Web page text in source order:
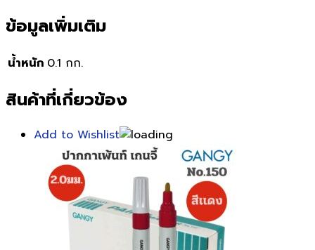
ข้อมูลเพิ่มเติม
น้ำหนัก 0.1 กก.
สินค้าที่เกี่ยวข้อง
Add to Wishlist